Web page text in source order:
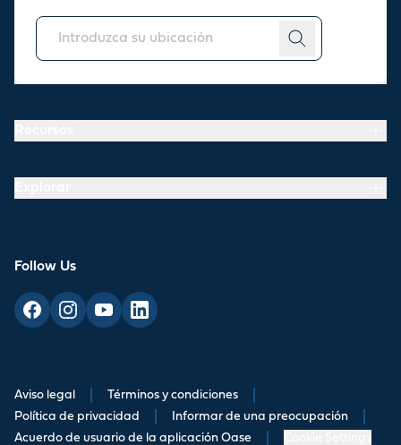
Follow Us
Aviso legal Términos y condiciones
Política de privacidad Informar de una preocupación
Acuerdo de usuario de la aplicación Oase